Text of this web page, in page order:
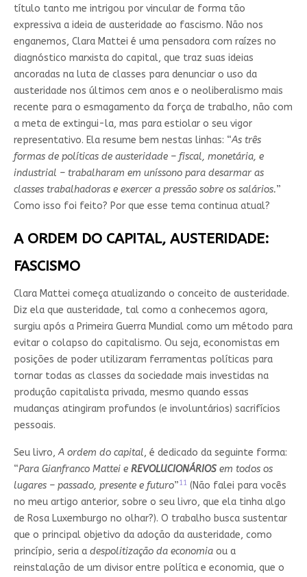
título tanto me intrigou por vincular de forma tão
expressiva a ideia de austeridade ao fascismo. Não nos
enganemos, Clara Mattei é uma pensadora com raízes no
diagnóstico marxista do capital, que traz suas ideias
ancoradas na luta de classes para denunciar o uso da
austeridade nos últimos cem anos e o neoliberalismo mais
recente para o esmagamento da força de trabalho, não com
a meta de extingui-la, mas para estiolar o seu vigor
representativo. Ela resume bem nestas linhas: “As três
formas de políticas de austeridade – fiscal, monetária, e
industrial – trabalharam em uníssono para desarmar as
classes trabalhadoras e exercer a pressão sobre os salários.”
Como isso foi feito? Por que esse tema continua atual?
A ORDEM DO CAPITAL, AUSTERIDADE:
FASCISMO
Clara Mattei começa atualizando o conceito de austeridade.
Diz ela que austeridade, tal como a conhecemos agora,
surgiu após a Primeira Guerra Mundial como um método para
evitar o colapso do capitalismo. Ou seja, economistas em
posições de poder utilizaram ferramentas políticas para
tornar todas as classes da sociedade mais investidas na
produção capitalista privada, mesmo quando essas
mudanças atingiram profundos (e involuntários) sacrifícios
pessoais.
Seu livro, A ordem do capital, é dedicado da seguinte forma:
“Para Gianfranco Mattei e REVOLUCIONÁRIOSem todos os
lugares – passado, presente e futuro”11(Não falei para vocês
no meu artigo anterior, sobre o seu livro, que ela tinha algo
de Rosa Luxemburgo no olhar?). O trabalho busca sustentar
que o principal objetivo da adoção da austeridade, como
princípio, seria a despolitização da economiaou a
reinstalação de um divisor entre política e economia, que o